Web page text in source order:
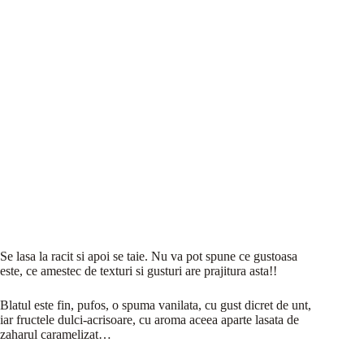
Se lasa la racit si apoi se taie. Nu va pot spune ce gustoasa
este, ce amestec de texturi si gusturi are prajitura asta!!
Blatul este fin, pufos, o spuma vanilata, cu gust dicret de unt,
iar fructele dulci-acrisoare, cu aroma aceea aparte lasata de
zaharul caramelizat…